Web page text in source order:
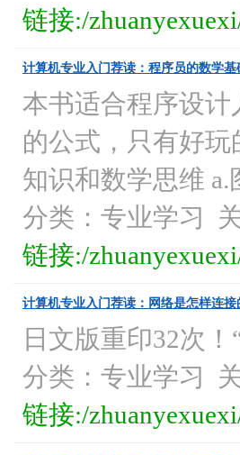
链接:/
计算机专业入门荐读：程序员的数学基
本书适合程序设计
的公式，只有好
知识和数学思维 a.
分类：专业学习
链接:/
计算机专业入门荐读：网络是怎样连接
日文版重印32次
分类：专业学习
链接:/